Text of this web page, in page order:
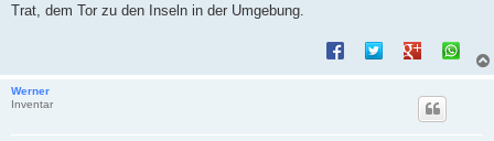
Trat, dem Tor zu den Inseln in der Umgebung.
Werner
Inventar